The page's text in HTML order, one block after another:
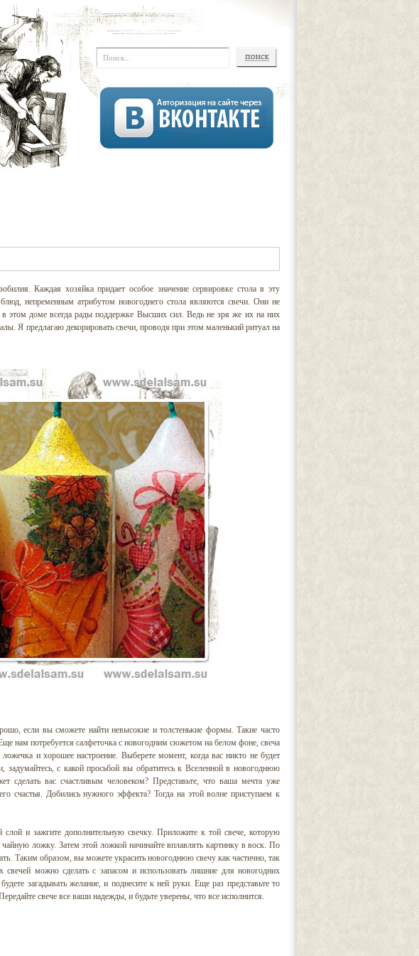
Каждая хозяйка придает особое значение сервировке стола в эту
непременным атрибутом новогоднего стола являются свечи. Они не
этом доме всегда рады поддержке Высших сил. Ведь не зря же их на них
Я предлагаю декорировать свечи, проводя при этом маленький ритуал на
если вы сможете найти невысокие и толстенькие формы. Такие часто
нам потребуется салфеточка с новогодним сюжетом на белом фоне, свеча
и хорошее настроение. Выберете момент, когда вас никто не будет
с какой просьбой вы обратитесь к Вселенной в новогоднюю
вас счастливым человеком? Представьте, что ваша мечта уже
счастья. Добились нужного эффекта? Тогда на этой волне приступаем к
и зажгите дополнительную свечку. Приложите к той свече, которую
чайную ложку. Затем этой ложкой начинайте вплавлять картинку в воск. По
Таким образом, вы можете украсить новогоднюю свечу как частично, так
можно сделать с запасом и использовать лишние для новогодних
загадывать желание, и поднесите к ней руки. Еще раз представьте то
свече все ваши надежды, и будьте уверены, что все исполнится.